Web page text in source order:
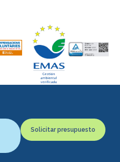
Solicitar presupuesto